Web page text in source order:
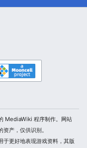
MediaWiki 程序制作。网站
产，仅供识别。
于更好地表现游戏资料，其版